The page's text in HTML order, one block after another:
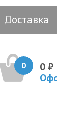
Доставка
0
0 ₽